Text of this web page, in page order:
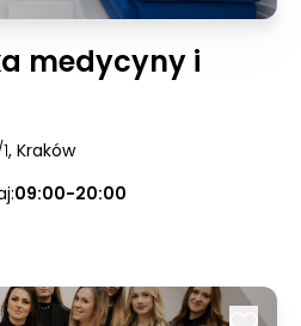
medycyny i
, Kraków
09:00-20:00